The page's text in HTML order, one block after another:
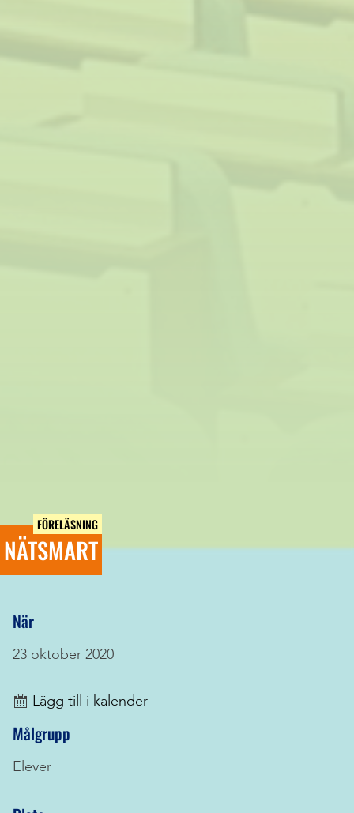
FÖRELÄSNING
NÄTSMART
När
23 oktober 2020
Lägg till i kalender
Målgrupp
Elever